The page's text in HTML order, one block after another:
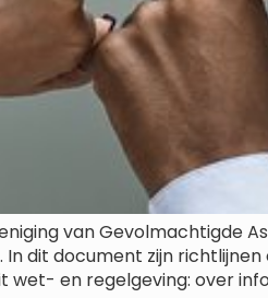
van Gevolmachtigde
dit document zijn
en regelgeving: over